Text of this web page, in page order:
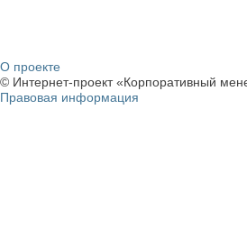
О проекте
© Интернет-проект «Корпоративный
Правовая информация